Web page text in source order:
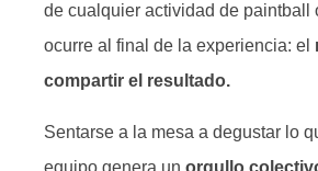
de cualquier actividad de paintball
ocurre al final de la experiencia: el
compartir el resultado.
Sentarse a la mesa a degustar lo
equipo genera un orgullo